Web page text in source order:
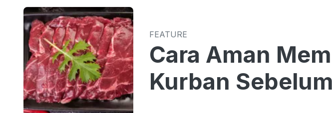
FEATURE
Cara Aman
Kurban